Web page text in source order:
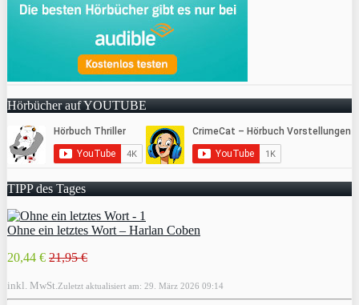
Hörbücher auf YOUTUBE
TIPP des Tages
Ohne ein letztes Wort – Harlan Coben
20,44 € 21,95 €
inkl. MwSt. Zuletzt aktualisiert am: 29. März 2026 09:14